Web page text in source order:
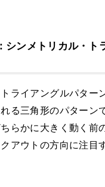
シンメトリカル・ト
ライアングルパター
る三角形のパターン
らかに大きく動く前
アウトの方向に注目